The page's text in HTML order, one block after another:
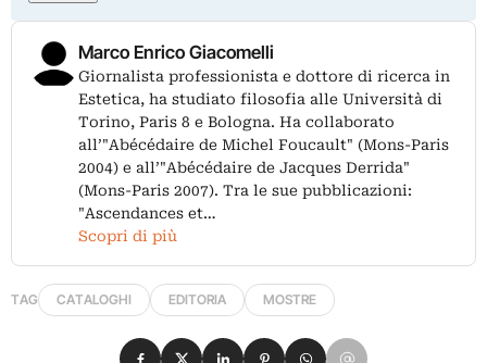
Marco Enrico Giacomelli
Giornalista professionista e dottore di ricerca in
Estetica, ha studiato filosofia alle Università di
Torino, Paris 8 e Bologna. Ha collaborato
all’"Abécédaire de Michel Foucault" (Mons-Paris
2004) e all’"Abécédaire de Jacques Derrida"
(Mons-Paris 2007). Tra le sue pubblicazioni:
"Ascendances et…
Scopri di più
TAG CATALOGHI EDITORIA MOSTRE
Condividi su Facebook
Condividi su X
Condividi su LinkedIn
Condividi su Pinterest
Condividi su WhatsApp
Condividi su Email